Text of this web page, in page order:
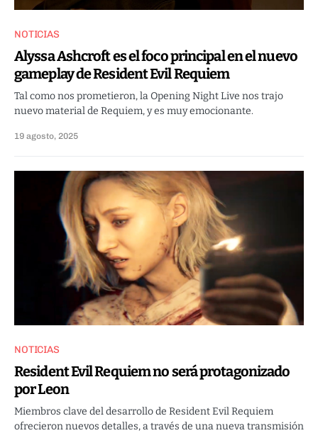
NOTICIAS
Alyssa Ashcroft es el foco principal en el nuevo
gameplay de Resident Evil Requiem
Tal como nos prometieron, la Opening Night Live nos trajo
nuevo material de Requiem, y es muy emocionante.
19 agosto, 2025
NOTICIAS
Resident Evil Requiem no será protagonizado
por Leon
Miembros clave del desarrollo de Resident Evil Requiem
ofrecieron nuevos detalles, a través de una nueva transmisión